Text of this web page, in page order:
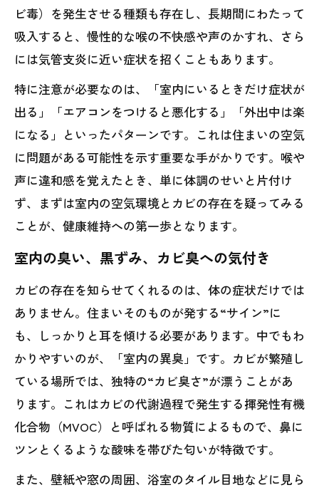
ビ毒）を発生させる種類も存在し、長期間にわたって
吸入すると、慢性的な喉の不快感や声のかすれ、さら
には気管支炎に近い症状を招くこともあります。
特に注意が必要なのは、「室内にいるときだけ症状が
出る」「エアコンをつけると悪化する」「外出中は楽
になる」といったパターンです。これは住まいの空気
に問題がある可能性を示す重要な手がかりです。喉や
声に違和感を覚えたとき、単に体調のせいと片付け
ず、まずは室内の空気環境とカビの存在を疑ってみる
ことが、健康維持への第一歩となります。
室内の臭い、黒ずみ、カビ臭への気付き
カビの存在を知らせてくれるのは、体の症状だけでは
ありません。住まいそのものが発する“サイン”に
も、しっかりと耳を傾ける必要があります。中でもわ
かりやすいのが、「室内の異臭」です。カビが繁殖し
ている場所では、独特の“カビ臭さ”が漂うことがあ
ります。これはカビの代謝過程で発生する揮発性有機
化合物（MVOC）と呼ばれる物質によるもので、鼻に
ツンとくるような酸味を帯びた匂いが特徴です。
また、壁紙や窓の周囲、浴室のタイル目地などに見ら